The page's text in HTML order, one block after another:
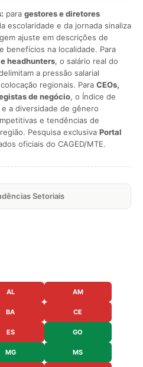
para gestores e diretores
escolaridade e da jornada sinaliza
ajuste em descrições de
benefícios na localidade. Para
headhunters, o salário real do
a pressão salarial
regionais. Para CEOs,
de negócio, o Índice de
a diversidade de gênero
e tendências de
Pesquisa exclusiva Portal
oficiais do CAGED/MTE.
Setoriais
AL AM
BA CE
ES GO
MG MS